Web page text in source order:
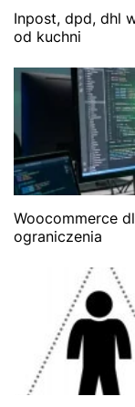
Inpost, dpd, dhl
od kuchni
Woocommerce
ograniczenia